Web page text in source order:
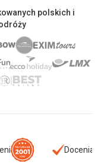
polskich i
Doceniani